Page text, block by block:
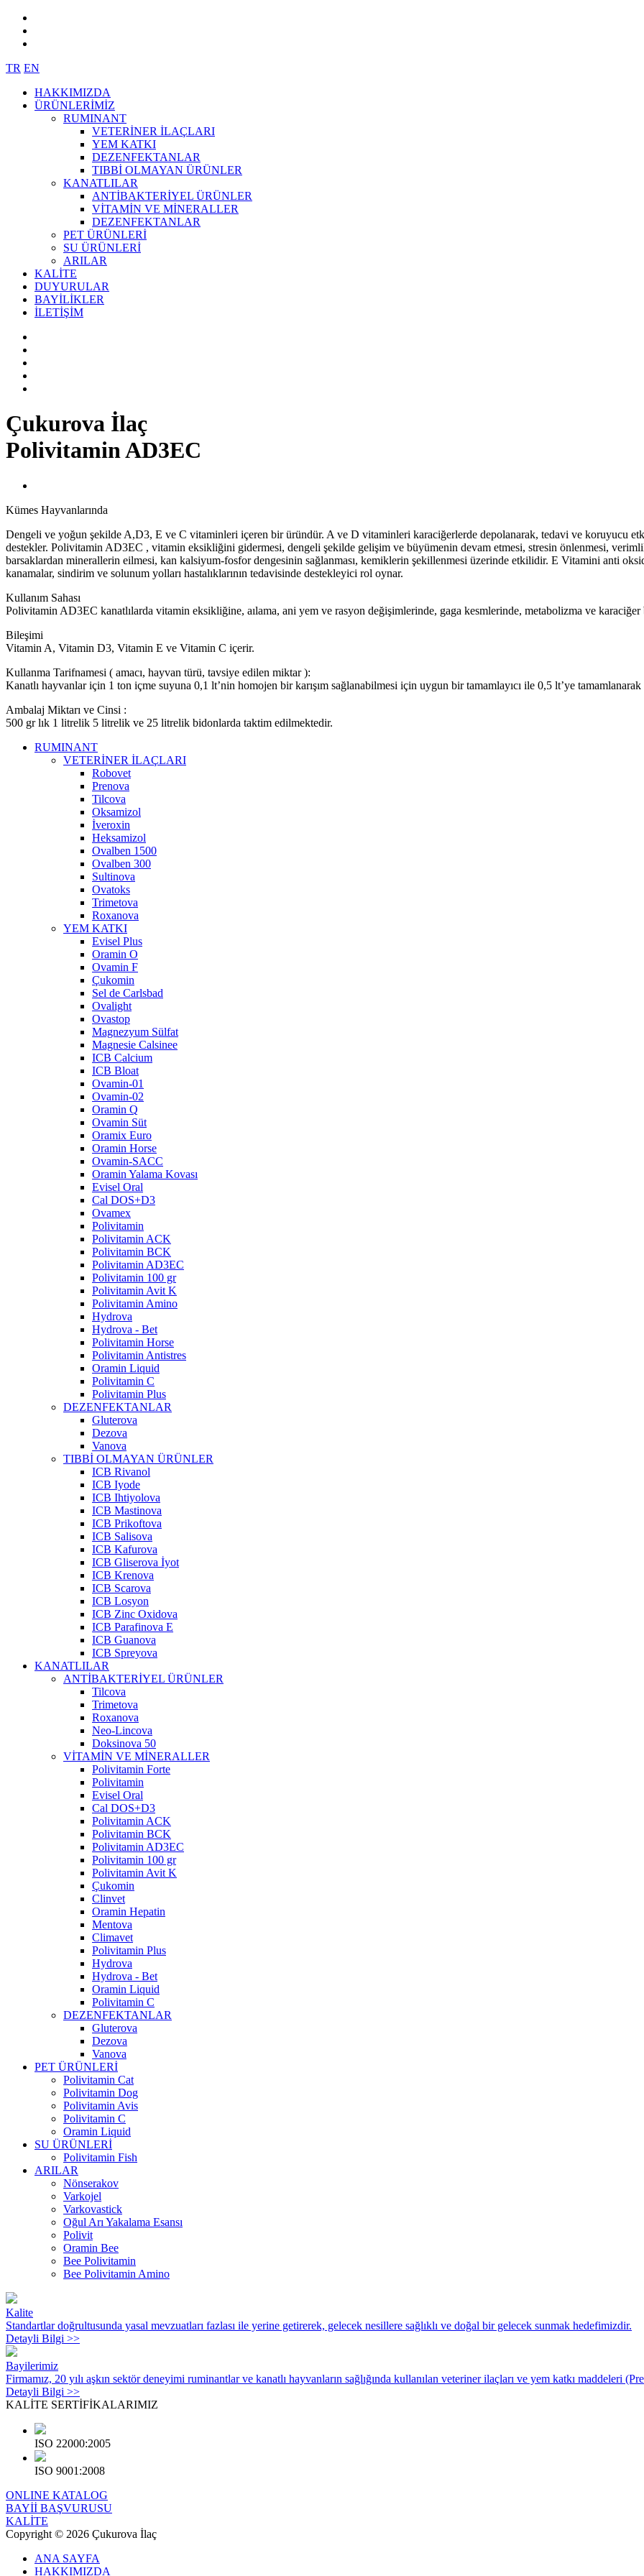
TR EN
HAKKIMIZDA
ÜRÜNLERİMİZ
RUMINANT
VETERİNER İLAÇLARI
YEM KATKI
DEZENFEKTANLAR
TIBBİ OLMAYAN ÜRÜNLER
KANATLILAR
ANTİBAKTERİYEL ÜRÜNLER
VİTAMİN VE MİNERALLER
DEZENFEKTANLAR
PET ÜRÜNLERİ
SU ÜRÜNLERİ
ARILAR
KALİTE
DUYURULAR
BAYİLİKLER
İLETİŞİM
Çukurova İlaç
Polivitamin AD3EC
Kümes Hayvanlarında
Dengeli ve yoğun şekilde A,D3, E ve C vitaminleri içeren bir üründür. A ve D vitaminleri karaciğerlerde depolanarak, tedavi ve koruyucu
destekler. Polivitamin AD3EC , vitamin eksikliğini gidermesi, dengeli şekilde gelişim ve büyümenin devam etmesi, stresin önlenmesi,
barsaklardan minerallerin eilmesi, kan kalsiyum-fosfor dengesinin sağlanması, kemiklerin şekillenmesi üzerinde etkilidir. E Vitamini anti
kanamalar, sindirim ve solunum yolları hastalıklarının tedavisinde destekleyici rol oynar.
Kullanım Sahası
Polivitamin AD3EC kanatlılarda vitamin eksikliğine, aılama, ani yem ve rasyon değişimlerinde, gaga kesmlerinde, metabolizma ve
Bileşimi
Vitamin A, Vitamin D3, Vitamin E ve Vitamin C içerir.
Kullanma Tarifnamesi ( amacı, hayvan türü, tavsiye edilen miktar ):
Kanatlı hayvanlar için 1 ton içme suyuna 0,1 lt’nin homojen bir karışım sağlanabilmesi için uygun bir tamamlayıcı ile 0,5 lt’ye tamamlanarak
Ambalaj Miktarı ve Cinsi :
500 gr lık 1 litrelik 5 litrelik ve 25 litrelik bidonlarda taktim edilmektedir.
RUMINANT
VETERİNER İLAÇLARI
Robovet
Prenova
Tilcova
Oksamizol
İveroxin
Heksamizol
Ovalben 1500
Ovalben 300
Sultinova
Ovatoks
Trimetova
Roxanova
YEM KATKI
Evisel Plus
Oramin O
Ovamin F
Çukomin
Sel de Carlsbad
Ovalight
Ovastop
Magnezyum Sülfat
Magnesie Calsinee
ICB Calcium
ICB Bloat
Ovamin-01
Ovamin-02
Oramin Q
Ovamin Süt
Oramix Euro
Oramin Horse
Ovamin-SACC
Oramin Yalama Kovası
Evisel Oral
Cal DOS+D3
Ovamex
Polivitamin
Polivitamin ACK
Polivitamin BCK
Polivitamin AD3EC
Polivitamin 100 gr
Polivitamin Avit K
Polivitamin Amino
Hydrova
Hydrova - Bet
Polivitamin Horse
Polivitamin Antistres
Oramin Liquid
Polivitamin C
Polivitamin Plus
DEZENFEKTANLAR
Gluterova
Dezova
Vanova
TIBBİ OLMAYAN ÜRÜNLER
ICB Rivanol
ICB Iyode
ICB Ihtiyolova
ICB Mastinova
ICB Prikoftova
ICB Salisova
ICB Kafurova
ICB Gliserova İyot
ICB Krenova
ICB Scarova
ICB Losyon
ICB Zinc Oxidova
ICB Parafinova E
ICB Guanova
ICB Spreyova
KANATLILAR
ANTİBAKTERİYEL ÜRÜNLER
Tilcova
Trimetova
Roxanova
Neo-Lincova
Doksinova 50
VİTAMİN VE MİNERALLER
Polivitamin Forte
Polivitamin
Evisel Oral
Cal DOS+D3
Polivitamin ACK
Polivitamin BCK
Polivitamin AD3EC
Polivitamin 100 gr
Polivitamin Avit K
Çukomin
Clinvet
Oramin Hepatin
Mentova
Climavet
Polivitamin Plus
Hydrova
Hydrova - Bet
Oramin Liquid
Polivitamin C
DEZENFEKTANLAR
Gluterova
Dezova
Vanova
PET ÜRÜNLERİ
Polivitamin Cat
Polivitamin Dog
Polivitamin Avis
Polivitamin C
Oramin Liquid
SU ÜRÜNLERİ
Polivitamin Fish
ARILAR
Nönserakov
Varkojel
Varkovastick
Oğul Arı Yakalama Esansı
Polivit
Oramin Bee
Bee Polivitamin
Bee Polivitamin Amino
Kalite
Standartlar doğrultusunda yasal mevzuatları fazlası ile yerine getirerek, gelecek nesillere sağlıklı ve doğal bir gelecek sunmak hedefimizdir.
Detayli Bilgi >>
Bayilerimiz
Firmamız, 20 yılı aşkın sektör deneyimi ruminantlar ve kanatlı hayvanların sağlığında kullanılan veteriner ilaçları ve yem katkı maddeleri
Detayli Bilgi >>
KALİTE SERTİFİKALARIMIZ
ISO 22000:2005
ISO 9001:2008
ONLINE KATALOG
BAYİİ BAŞVURUSU
KALİTE
Copyright © 2026 Çukurova İlaç
ANA SAYFA
HAKKIMIZDA